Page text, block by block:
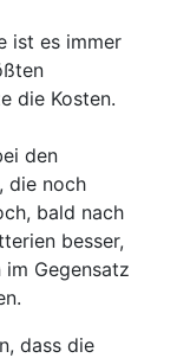
ist es immer
die Kosten.
den
die noch
bald nach
besser,
Gegensatz
dass die